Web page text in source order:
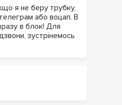
я не беру трубку,
або воцап. В
в блок! Для
зустрінемось